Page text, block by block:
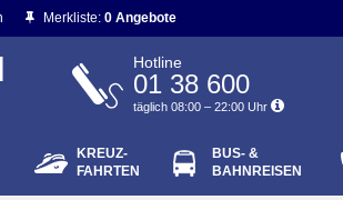
vergessen?
Merkliste: 0 Angebote
Hotline
01 38 600
täglich 08:00 – 22:00 Uhr
KREUZ-
FAHRTEN
BUS- &
BAHNREISEN